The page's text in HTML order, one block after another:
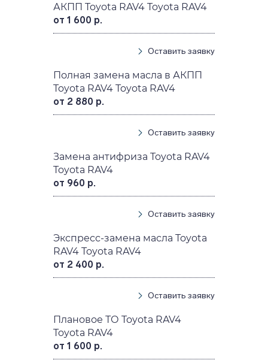
АКПП Toyota RAV4 Toyota RAV4
от 1 600 р.
Оставить заявку
Полная замена масла в АКПП
Toyota RAV4 Toyota RAV4
от 2 880 р.
Оставить заявку
Замена антифриза Toyota RAV4
Toyota RAV4
от 960 р.
Оставить заявку
Экспресс-замена масла Toyota
RAV4 Toyota RAV4
от 2 400 р.
Оставить заявку
Плановое ТО Toyota RAV4
Toyota RAV4
от 1 600 р.